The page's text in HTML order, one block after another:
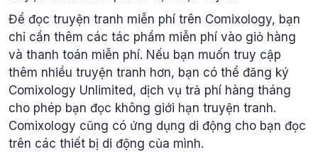
Để đọc truyện tranh miễn phí trên Comixology, bạn
chỉ cần thêm các tác phẩm miễn phí vào giỏ hàng
và thanh toán miễn phí. Nếu bạn muốn truy cập
thêm nhiều truyện tranh hơn, bạn có thể đăng ký
Comixology Unlimited, dịch vụ trả phí hàng tháng
cho phép bạn đọc không giới hạn truyện tranh.
Comixology cũng có ứng dụng di động cho bạn đọc
trên các thiết bị di động của mình.